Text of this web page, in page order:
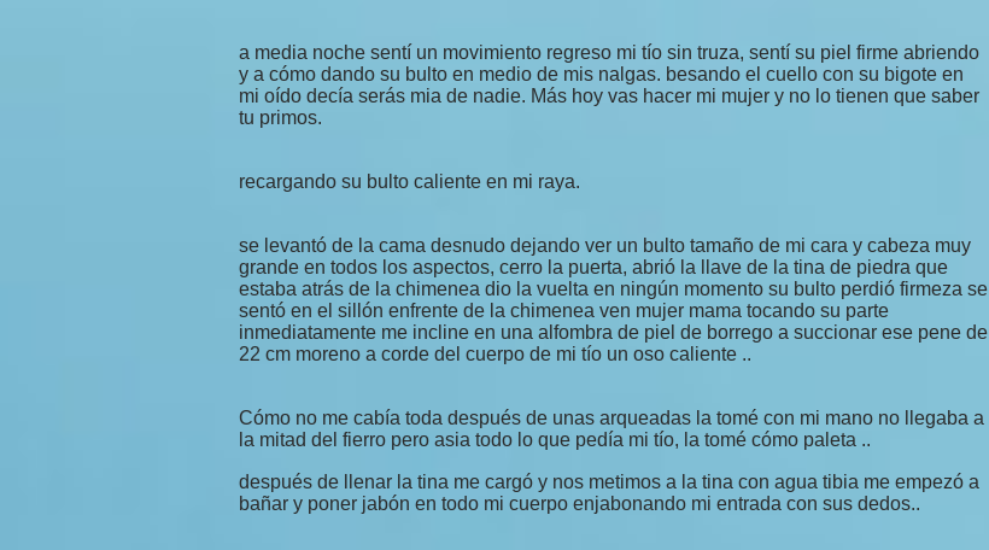
a media noche sentí un movimiento regreso mi tío sin truza, sentí su piel firme abriendo
y a cómo dando su bulto en medio de mis nalgas. besando el cuello con su bigote en
mi oído decía serás mia de nadie. Más hoy vas hacer mi mujer y no lo tienen que saber
tu primos.
recargando su bulto caliente en mi raya.
se levantó de la cama desnudo dejando ver un bulto tamaño de mi cara y cabeza muy
grande en todos los aspectos, cerro la puerta, abrió la llave de la tina de piedra que
estaba atrás de la chimenea dio la vuelta en ningún momento su bulto perdió firmeza se
sentó en el sillón enfrente de la chimenea ven mujer mama tocando su parte
inmediatamente me incline en una alfombra de piel de borrego a succionar ese pene de
22 cm moreno a corde del cuerpo de mi tío un oso caliente ..
Cómo no me cabía toda después de unas arqueadas la tomé con mi mano no llegaba a
la mitad del fierro pero asia todo lo que pedía mi tío, la tomé cómo paleta ..
después de llenar la tina me cargó y nos metimos a la tina con agua tibia me empezó a
bañar y poner jabón en todo mi cuerpo enjabonando mi entrada con sus dedos..